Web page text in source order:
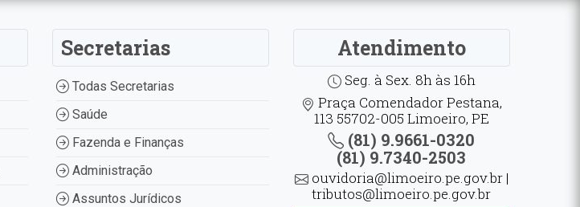
Secretarias
Todas Secretarias
Saúde
Fazenda e Finanças
Administração
Assuntos Jurídicos
Atendimento
Seg. à Sex. 8h às 16h
Praça Comendador Pestana,
113 55702-005 Limoeiro, PE
(81) 9.9661-0320
(81) 9.7340-2503
ouvidoria@limoeiro.pe.gov.br |
tributos@limoeiro.pe.gov.br